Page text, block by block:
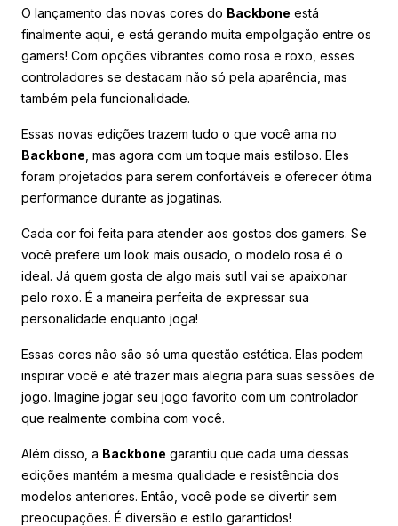
O lançamento das novas cores do Backbone está
finalmente aqui, e está gerando muita empolgação entre os
gamers! Com opções vibrantes como rosa e roxo, esses
controladores se destacam não só pela aparência, mas
também pela funcionalidade.
Essas novas edições trazem tudo o que você ama no
Backbone , mas agora com um toque mais estiloso. Eles
foram projetados para serem confortáveis e oferecer ótima
performance durante as jogatinas.
Cada cor foi feita para atender aos gostos dos gamers. Se
você prefere um look mais ousado, o modelo rosa é o
ideal. Já quem gosta de algo mais sutil vai se apaixonar
pelo roxo. É a maneira perfeita de expressar sua
personalidade enquanto joga!
Essas cores não são só uma questão estética. Elas podem
inspirar você e até trazer mais alegria para suas sessões de
jogo. Imagine jogar seu jogo favorito com um controlador
que realmente combina com você.
Além disso, a Backbone garantiu que cada uma dessas
edições mantém a mesma qualidade e resistência dos
modelos anteriores. Então, você pode se divertir sem
preocupações. É diversão e estilo garantidos!